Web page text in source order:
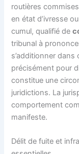
routières
en état d’ivresse
cumul, qualifié de
tribunal à
s’additionner dans
précisément pour
constitue une
juridictions. La
comportement
manifeste.
Délit de fuite et